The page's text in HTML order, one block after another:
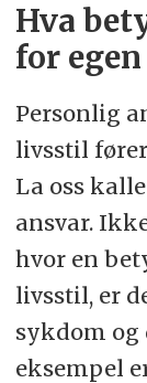
Hva
for egen
Personlig
livsstil
La oss
ansvar.
hvor en
livsstil, er
sykdom og
eksempel